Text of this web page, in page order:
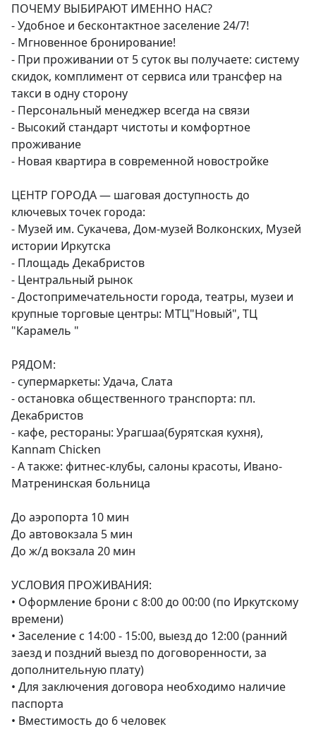
ПОЧЕМУ ВЫБИРАЮТ ИМЕННО НАС?
- Удобное и бесконтактное заселение 24/7!
- Мгновенное бронирование!
- При проживании от 5 суток вы получаете: систему
скидок, комплимент от сервиса или трансфер на
такси в одну сторону
- Персональный менеджер всегда на связи
- Высокий стандарт чистоты и комфортное
проживание
- Новая квартира в современной новостройке
ЦЕНТР ГОРОДА — шаговая доступность до
ключевых точек города:
- Музей им. Сукачева, Дом-музей Волконских, Музей
истории Иркутска
- Площадь Декабристов
- Центральный рынок
- Достопримечательности города, театры, музеи и
крупные торговые центры: МТЦ"Новый", ТЦ
"Карамель "
РЯДОМ:
- супермаркеты: Удача, Слата
- остановка общественного транспорта: пл.
Декабристов
- кафе, рестораны: Урагшаа(бурятская кухня),
Kannam Chicken
- А также: фитнес-клубы, салоны красоты, Ивано-
Матренинская больница
До аэропорта 10 мин
До автовокзала 5 мин
До ж/д вокзала 20 мин
УСЛОВИЯ ПРОЖИВАНИЯ:
• Оформление брони с 8:00 до 00:00 (по Иркутскому
времени)
• Заселение с 14:00 - 15:00, выезд до 12:00 (ранний
заезд и поздний выезд по договоренности, за
дополнительную плату)
• Для заключения договора необходимо наличие
паспорта
• Вместимость до 6 человек